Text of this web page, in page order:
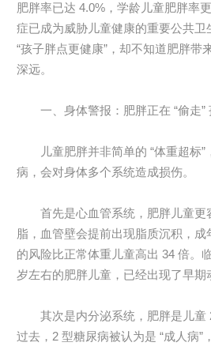
肥胖率已达 4.0%，学龄儿童肥胖率
症已成为威胁儿童健康的重要公共卫
“孩子胖点更健康”，却不知道肥胖带
深远。
一、身体警报：肥胖正在 “偷走”
儿童肥胖并非简单的 “体重超标”
病，会对身体多个系统造成损伤。
首先是心血管系统，肥胖儿童更
脂，血管壁会提前出现脂质沉积，
的风险比正常体重儿童高出 34 倍。
岁左右的肥胖儿童，已经出现了早期
其次是内分泌系统，肥胖是儿童 2
过去，2 型糖尿病被认为是 “成人病”